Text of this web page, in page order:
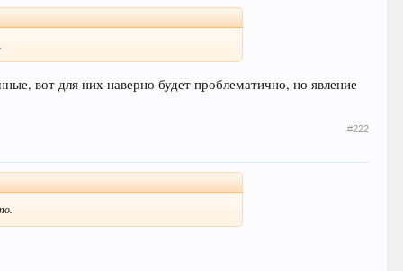
вот для них наверно будет проблематично, но явление
#222